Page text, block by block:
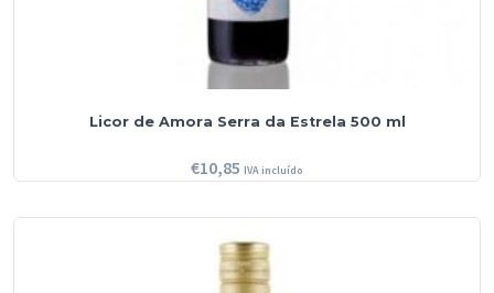
Licor de Amora Serra da Estrela 500 ml
€10,85 IVA incluído